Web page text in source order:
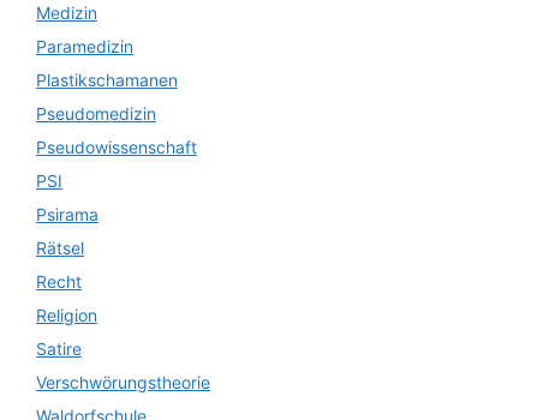
Medizin
Paramedizin
Plastikschamanen
Pseudomedizin
Pseudowissenschaft
PSI
Psirama
Rätsel
Recht
Religion
Satire
Verschwörungstheorie
Waldorfschule